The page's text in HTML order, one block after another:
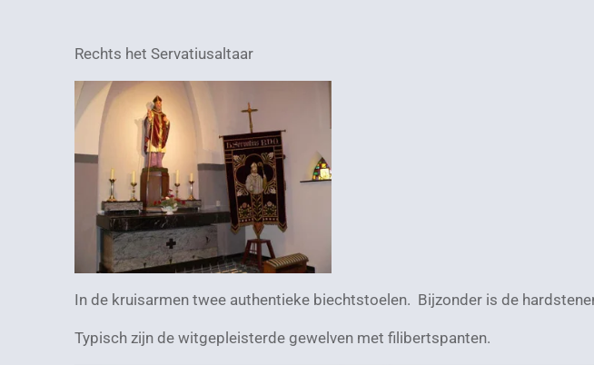
Rechts het Servatiusaltaar
In de kruisarmen twee authentieke biechtstoelen. Bijzonder is de
Typisch zijn de witgepleisterde gewelven met filibertspanten.